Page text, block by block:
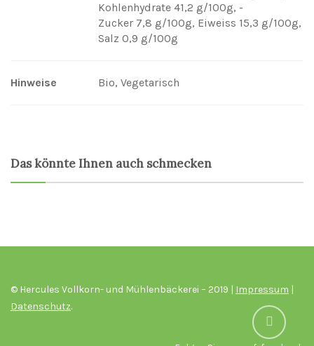
Kohlenhydrate 41,2 g/100g, -
Zucker 7,8 g/100g, Eiweiss 15,3 g/100g,
Salz 0,9 g/100g
Hinweise Bio, Vegetarisch
Das könnte Ihnen auch schmecken
© Hercules Vollkorn- und Mühlenbäckerei – 2019 | Impressum |
Datenschutz.